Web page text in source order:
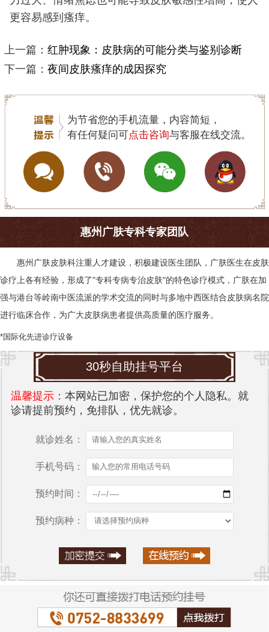
更容易感到瘙痒。
上一篇： 红肿现象：皮肤病的可能分类与鉴别诊断
下一篇： 夜间皮肤瘙痒的成因探究
为节省您的手机流量，内容简短，
有任何疑问可点击咨询与客服在线交流。
惠州广肤专科专家团队
惠州广肤皮肤科注重人才建设，积极建设医生团队，广肤医生在皮肤
诊疗上各有经验，形成了"专科专病专治皮肤"的特色诊疗模式，广肤在加
强与港台等岭南中医流派的学术交流的同时与多地中西医结合皮肤病名院
进行临床合作，为广大皮肤病患者提供高质量的医疗服务。
*国际化先进诊疗设备
30秒自助挂号平台
温馨提示： 本网站已加密，保护您的个人隐私。就
诊请提前预约，免排队，优先就诊。
就诊姓名：
手机号码：
预约时间：
预约病种：